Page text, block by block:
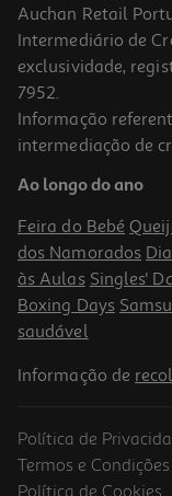
-10%
Livro A Mãe De Alice
16.11 €/un
PVP de editor
16,11 €
-10%
Auchan Retail
Intermediário de
exclusividade,
7952.
Informação
intermediação de
Ao longo do ano
Feira do Bebé
dos Namorados
às Aulas Singles'
Boxing Days
saudável
Informação de
Política de
Termos e Condições
Política de Cookies